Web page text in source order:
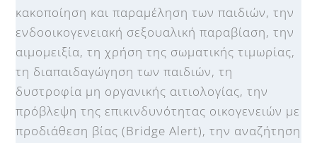
κακοποίηση και παραμέληση των παιδιών, την
ενδοοικογενειακή σεξουαλική παραβίαση, την
αιμομειξία, τη χρήση της σωματικής τιμωρίας,
τη διαπαιδαγώγηση των παιδιών, τη
δυστροφία μη οργανικής αιτιολογίας, την
πρόβλεψη της επικινδυνότητας οικογενειών με
προδιάθεση βίας (Bridge Alert), την αναζήτηση